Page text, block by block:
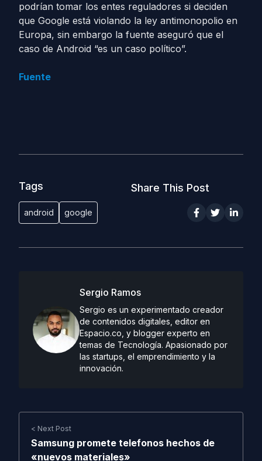
podrían tomar los entes reguladores si deciden
que Google está violando la ley antimonopolio en
Europa, sin embargo la fuente aseguró que el
caso de Android “es un caso político”.
Fuente
Tags
android google
Share This Post
Sergio Ramos
Sergio es un experimentado creador
de contenidos digitales, editor en
Espacio.co, y blogger experto en
temas de Tecnología. Apasionado por
las startups, el emprendimiento y la
innovación.
< Next Post
Samsung promete telefonos hechos de
«nuevos materiales»